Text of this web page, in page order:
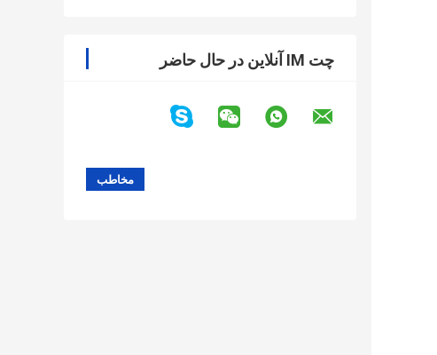
چت IM آنلاین در حال حاضر